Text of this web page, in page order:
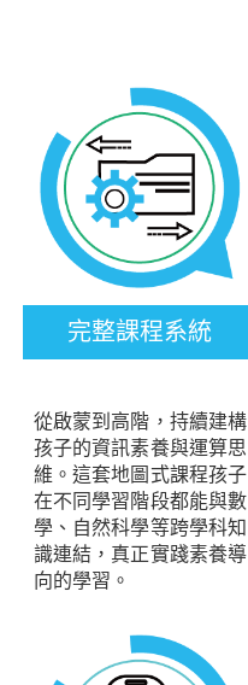
完整課程系統
從啟蒙到高階，持續建構
孩子的資訊素養與運算思
維。這套地圖式課程孩子
在不同學習階段都能與數
學、自然科學等跨學科知
識連結，真正實踐素養導
向的學習。